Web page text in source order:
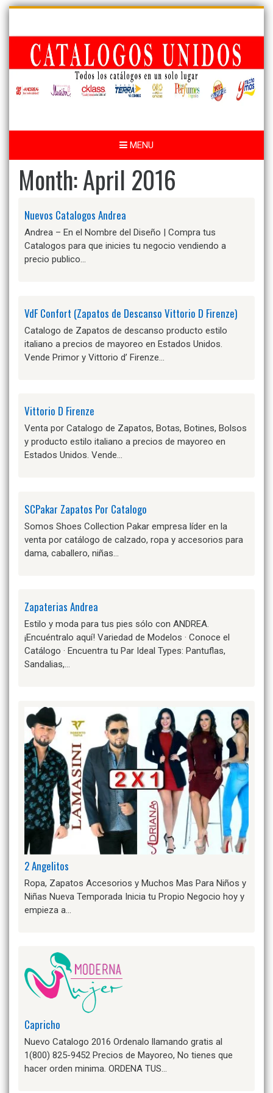
Skip
content
MENU
Month:April 2016
Nuevos Catalogos Andrea
Andrea – En el Nombre del Diseño | Compra tus
Catalogos para que inicies tu negocio vendiendo a
precio publico…
VdF Confort (Zapatos de Descanso Vittorio D Firenze)
Catalogo de Zapatos de descanso producto estilo
italiano a precios de mayoreo en Estados Unidos.
Vende Primor y Vittorio d’ Firenze…
Vittorio D Firenze
Venta por Catalogo de Zapatos, Botas, Botines, Bolsos
y producto estilo italiano a precios de mayoreo en
Estados Unidos. Vende…
SCPakar Zapatos Por Catalogo
Somos Shoes Collection Pakar empresa líder en la
venta por catálogo de calzado, ropa y accesorios para
dama, caballero, niñas…
Zapaterias Andrea
Estilo y moda para tus pies sólo con ANDREA.
¡Encuéntralo aquí! Variedad de Modelos · Conoce el
Catálogo · Encuentra tu Par Ideal Types: Pantuflas,
Sandalias,…
2 Angelitos
Ropa, Zapatos Accesorios y Muchos Mas Para Niños y
Niñas Nueva Temporada Inicia tu Propio Negocio hoy y
empieza a…
Capricho
Nuevo Catalogo 2016 Ordenalo llamando gratis al
1(800) 825-9452 Precios de Mayoreo, No tienes que
hacer orden minima. ORDENA TUS…